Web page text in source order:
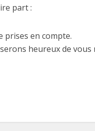
part :
prises en compte.
heureux de vous